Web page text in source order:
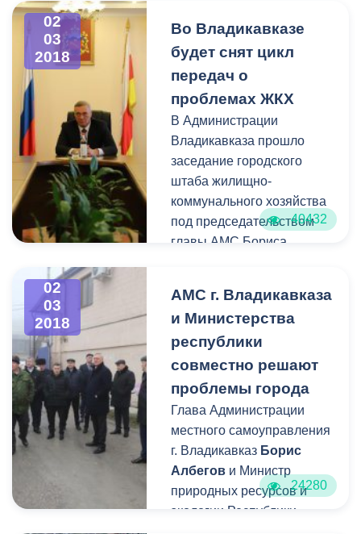
02
03
2018
Во Владикавказе
будет снят цикл
передач о
проблемах ЖКХ
В Администрации
Владикавказа прошло
заседание городского
штаба жилищно-
коммунального хозяйства
под председательством
главы АМС Бориса
председатель Комитета
ЖКХ
Дидаров, руководители
управляющих компаний,
ТСЖ и
ресурсопоставляющих
республики.
40432
02
03
2018
АМС г. Владикавказа
и Министерства
республики
совместно решают
проблемы города
Глава Администрации
местного самоуправления
г. Владикавказ Борис
Албегов и Министр
природных ресурсов и
экологии Республики
24280